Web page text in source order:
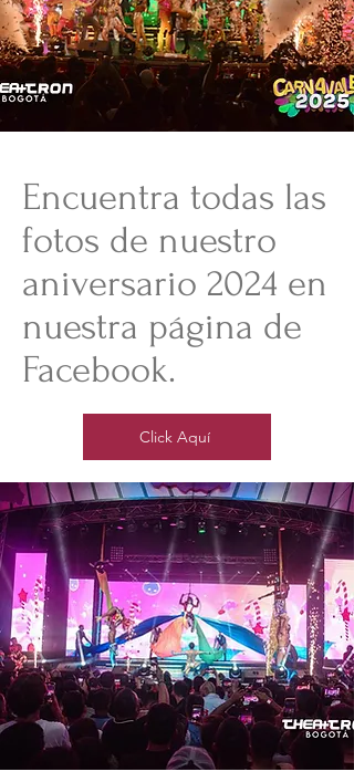
Encuentra todas las
fotos de nuestro
aniversario 2024 en
nuestra página de
Facebook.
Click Aquí